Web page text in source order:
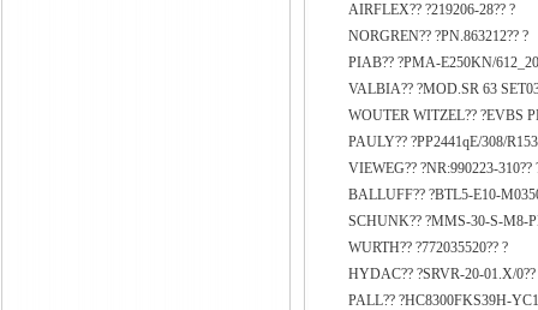
AIRFLEX?? ?219206-28?? ?
NORGREN?? ?PN.863212?? ?
PIAB?? ?PMA-E250KN/
VALBIA?? ?MOD.SR 63
WOUTER WITZEL?? ?EVBS
PAULY?? ?PP2441qE/308/
VIEWEG?? ?NR:990223-310??
BALLUFF?? ?BTL5-E10-
SCHUNK?? ?MMS-30-S-M8-
WURTH?? ?772035520?? ?
HYDAC?? ?SRVR-20-01.X/0??
PALL?? ?HC8300FKS39H-